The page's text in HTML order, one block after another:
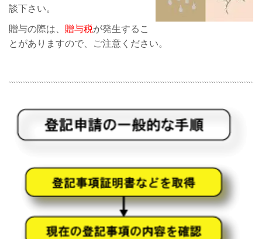
談下さい。
贈与の際は、 贈与税が発生するこ
とがありますので、ご注意ください。